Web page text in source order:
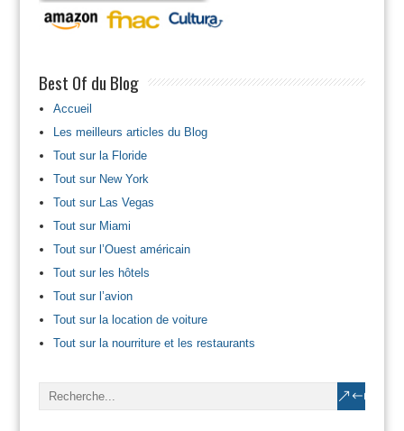
Best Of du Blog
Accueil
Les meilleurs articles du Blog
Tout sur la Floride
Tout sur New York
Tout sur Las Vegas
Tout sur Miami
Tout sur l’Ouest américain
Tout sur les hôtels
Tout sur l’avion
Tout sur la location de voiture
Tout sur la nourriture et les restaurants